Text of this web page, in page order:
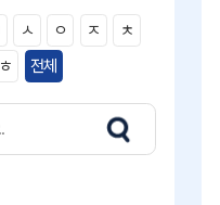
ㅅ ㅇ ㅈ
ㅊ
ㅎ 전체